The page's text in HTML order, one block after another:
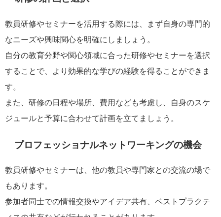
教員研修やセミナーを活用する際には、まず自身の専門的
なニーズや興味関心を明確にしましょう。
自分の教育分野や関心領域に合った研修やセミナーを選択
することで、より効果的な学びの経験を得ることができま
す。
また、研修の日程や場所、費用なども考慮し、自身のスケ
ジュールと予算に合わせて計画を立てましょう。
プロフェッショナルネットワーキングの機会
教員研修やセミナーは、他の教員や専門家との交流の場で
もあります。
参加者同士での情報交換やアイデア共有、ベストプラクテ